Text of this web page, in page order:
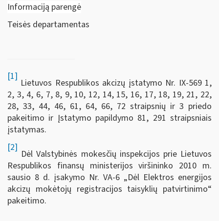
Informaciją parengė
Teisės departamentas
[1]
Lietuvos Respublikos akcizų įstatymo Nr. IX-569 1,
2, 3, 4, 6, 7, 8, 9, 10, 12, 14, 15, 16, 17, 18, 19, 21, 22,
28, 33, 44, 46, 61, 64, 66, 72 straipsnių ir 3 priedo
pakeitimo ir Įstatymo papildymo 81, 291 straipsniais
įstatymas.
[2]
Dėl Valstybinės mokesčių inspekcijos prie Lietuvos
Respublikos finansų ministerijos viršininko 2010 m.
sausio 8 d. įsakymo Nr. VA-6 „Dėl Elektros energijos
akcizų mokėtojų registracijos taisyklių patvirtinimo“
pakeitimo.